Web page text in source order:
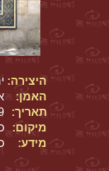
היצירה:
האמן:
תאריך:
מיקום:
מידע: